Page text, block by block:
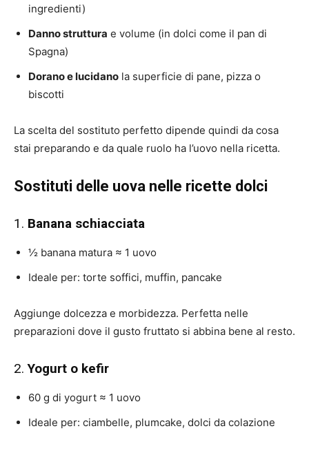
ingredienti)
Danno struttura e volume (in dolci come il pan di
Spagna)
Dorano e lucidano la superficie di pane, pizza o
biscotti
La scelta del sostituto perfetto dipende quindi da cosa
stai preparando e da quale ruolo ha l’uovo nella ricetta.
Sostituti delle uova nelle ricette dolci
1. Banana schiacciata
½ banana matura ≈ 1 uovo
Ideale per: torte soffici, muffin, pancake
Aggiunge dolcezza e morbidezza. Perfetta nelle
preparazioni dove il gusto fruttato si abbina bene al resto.
2.Yogurt o kefir
60 g di yogurt ≈ 1 uovo
Ideale per: ciambelle, plumcake, dolci da colazione